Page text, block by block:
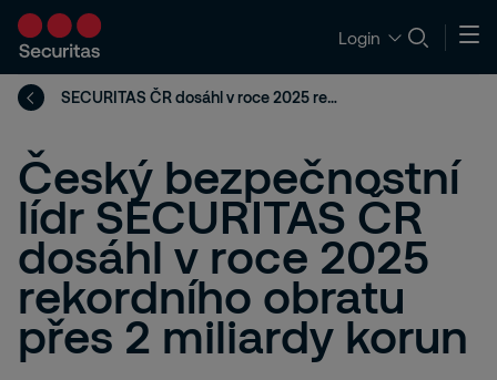
Login
SECURITAS ČR dosáhl v roce 2025 rekordního obratu přes 2 miliardy korun
Český bezpečnostní
lídr SECURITAS ČR
dosáhl v roce 2025
rekordního obratu
přes 2 miliardy korun